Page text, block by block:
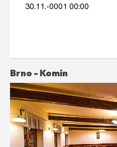
30.11.-0001 00:00
Brno - Komín